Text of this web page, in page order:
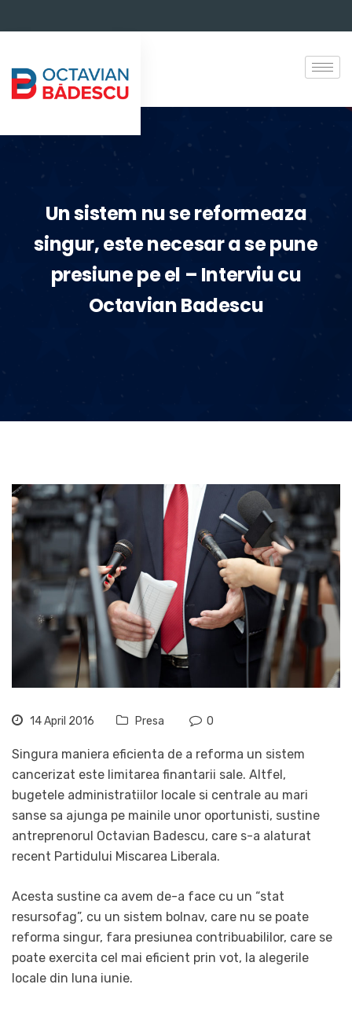
Un sistem nu se reformeaza
singur, este necesar a se pune
presiune pe el – Interviu cu
Octavian Badescu
14 April 2016 Presa 0
Singura maniera eficienta de a reforma un sistem
cancerizat este limitarea finantarii sale. Altfel,
bugetele administratiilor locale si centrale au mari
sanse sa ajunga pe mainile unor oportunisti, sustine
antreprenorul Octavian Badescu, care s-a alaturat
recent Partidului Miscarea Liberala.
Acesta sustine ca avem de-a face cu un “stat
resursofag”, cu un sistem bolnav, care nu se poate
reforma singur, fara presiunea contribuabililor, care se
poate exercita cel mai eficient prin vot, la alegerile
locale din luna iunie.